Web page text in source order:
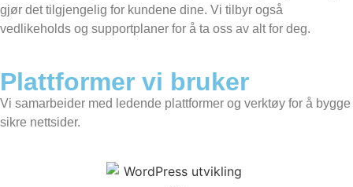
gjør det tilgjengelig for kundene dine. Vi tilbyr også
vedlikeholds og supportplaner for å ta oss av alt for deg.
Plattformer vi bruker
Vi samarbeider med ledende plattformer og verktøy for å bygge
sikre nettsider.